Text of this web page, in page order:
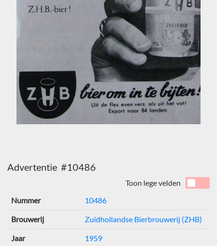
Advertentie #10486
Toon lege velden
Nummer
10486
Brouwerij Zuidhollandse Bierbrouwerij (ZHB)
Jaar 1959